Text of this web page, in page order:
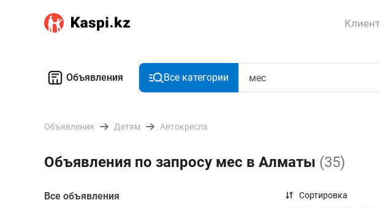
Объявления Все категории
Объявления Детям Автокресла
Объявления по запросу мес в Алматы (35)
Все объявления
Сортировка